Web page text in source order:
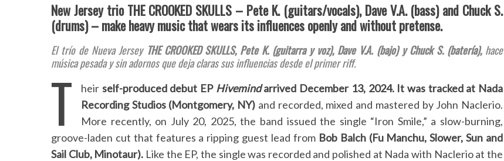
New Jersey trio THE CROOKED SKULLS – Pete K. (guitars/vocals), Dave V.A. (bass) and Chuck S.
(drums) – make heavy music that wears its influences openly and without pretense.
El trío de Nueva Jersey THE CROOKED SKULLS, Pete K. (guitarra y voz), Dave V.A. (bajo) y Chuck S. (batería),hace
música pesada y sin adornos que deja claras sus influencias desde el primer riff.
T heir self-produced debut EP Hivemindarrived December 13, 2024. It was tracked at Nada
Recording Studios (Montgomery, NY) and recorded, mixed and mastered by John Naclerio.
More recently, on July 20, 2025, the band issued the single “Iron Smile,” a slow-burning,
groove-laden cut that features a ripping guest lead fromBob Balch (Fu Manchu, Slower, Sun and
Sail Club, Minotaur). Like the EP, the single was recorded and polished at Nada with Naclerio at the